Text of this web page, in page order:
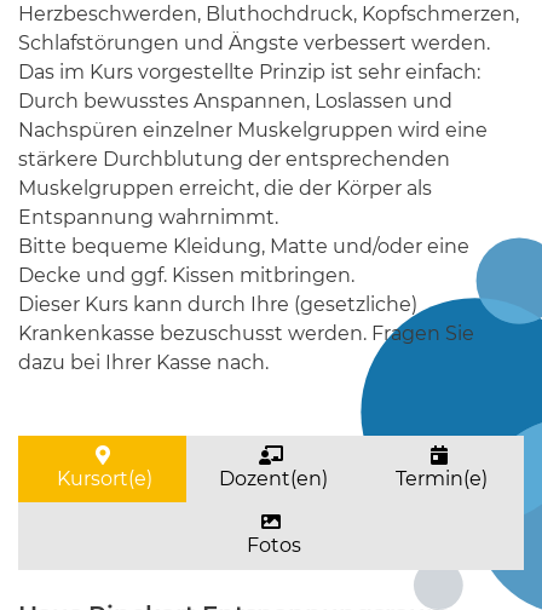
Herzbeschwerden, Bluthochdruck, Kopfschmerzen,
Schlafstörungen und Ängste verbessert werden.
Das im Kurs vorgestellte Prinzip ist sehr einfach:
Durch bewusstes Anspannen, Loslassen und
Nachspüren einzelner Muskelgruppen wird eine
stärkere Durchblutung der entsprechenden
Muskelgruppen erreicht, die der Körper als
Entspannung wahrnimmt.
Bitte bequeme Kleidung, Matte und/oder eine
Decke und ggf. Kissen mitbringen.
Dieser Kurs kann durch Ihre (gesetzliche)
Krankenkasse bezuschusst werden. Fragen Sie
dazu bei Ihrer Kasse nach.
Kursort(e) Dozent(en) Termin(e)
Fotos